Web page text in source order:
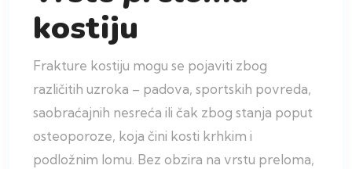
kostiju
Frakture kostiju mogu se pojaviti zbog
različitih uzroka – padova, sportskih povreda,
saobraćajnih nesreća ili čak zbog stanja poput
osteoporoze, koja čini kosti krhkim i
podložnim lomu. Bez obzira na vrstu preloma,